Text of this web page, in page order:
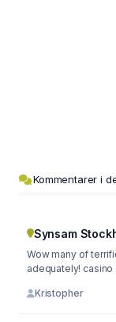
Kommentarer i
Synsam
Wow many of
adequately! casino
Kristopher